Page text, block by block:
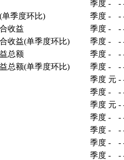
季度 - -
季度环比)
季度 - -
收益
季度 - -
收益(单季度环比)
季度 - -
总额
季度 - -
总额(单季度环比)
季度 - -
季度 元 -
季度 - -
季度 元 -
季度 - -
季度 - -
季度 - -
季度 - -